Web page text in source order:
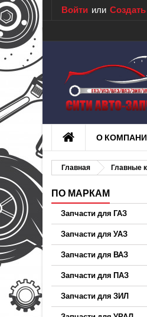
Войти или
О
Главная Главные
ПО МАРКАМ
Запчасти для ГАЗ
Запчасти для УАЗ
Запчасти для ВАЗ
Запчасти для ПАЗ
Запчасти для ЗИЛ